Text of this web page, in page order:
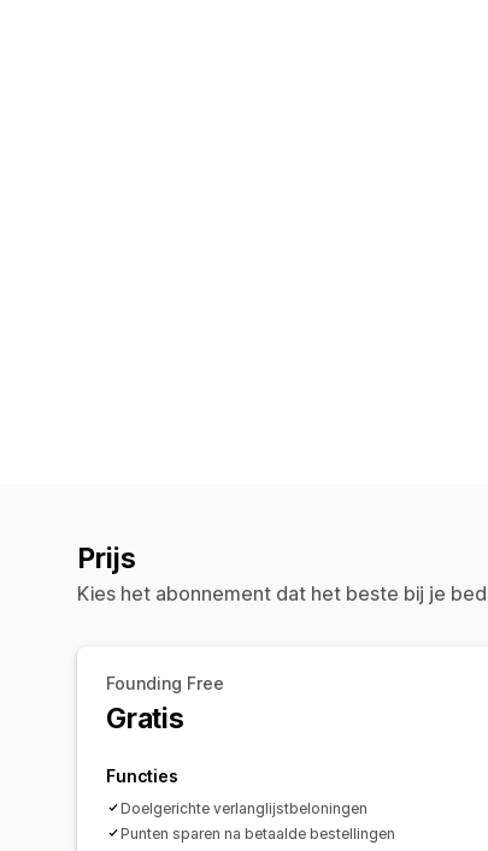
Prijs
Kies het abonnement dat het beste bij je
Founding Free
Gratis
Functies
Doelgerichte verlanglijstbeloningen
Punten sparen na betaalde bestellingen